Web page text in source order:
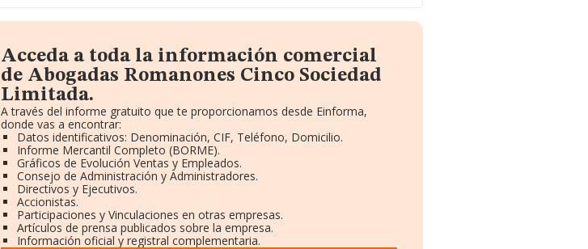
Acceda a toda la información comercial
de Abogadas Romanones Cinco Sociedad
Limitada.
A través del informe gratuito que te proporcionamos desde Einforma,
donde vas a encontrar:
Datos identificativos: Denominación, CIF, Teléfono, Domicilio.
Informe Mercantil Completo (BORME).
Gráficos de Evolución Ventas y Empleados.
Consejo de Administración y Administradores.
Directivos y Ejecutivos.
Accionistas.
Participaciones y Vinculaciones en otras empresas.
Artículos de prensa publicados sobre la empresa.
Información oficial y registral complementaria.